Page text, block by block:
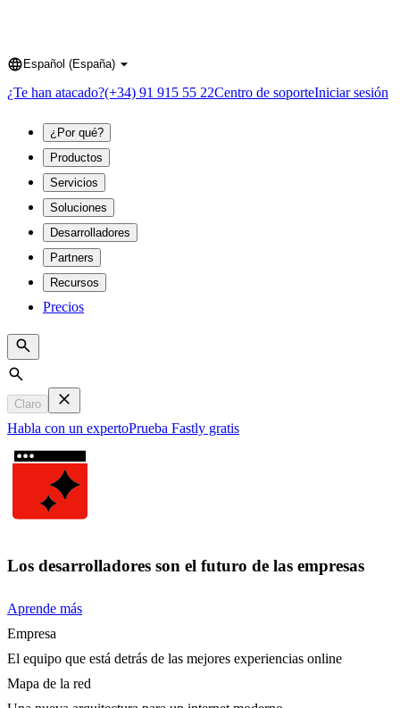
Language
Español (España)
¿Te han atacado?(+34) 91 915 55 22Centro de soporteIniciar sesión
¿Por qué?
Productos
Servicios
Soluciones
Desarrolladores
Partners
Recursos
Precios
Search
Claro
Habla con un expertoPrueba Fastly gratis
Los desarrolladores son el futuro de las empresas
Aprende más
Empresa
El equipo que está detrás de las mejores experiencias online
Mapa de la red